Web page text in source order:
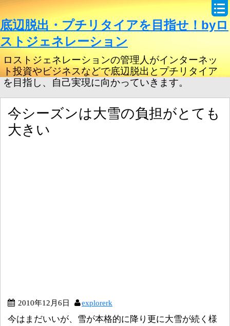
底辺脱出・プチリタイアを目指せ！byロ
ストジェネレーション
ロストジェネレーションの管理人がインターネッ
ト投資やビジネスなどで底辺脱出とプチリタイア
を目指し、自己実現に向かっていきます。
今シーズンは大雪の負担がとても
大きい
2010年12月6日 explorerk
今はまだいいが、雪が本格的に降り更に大雪が続く様